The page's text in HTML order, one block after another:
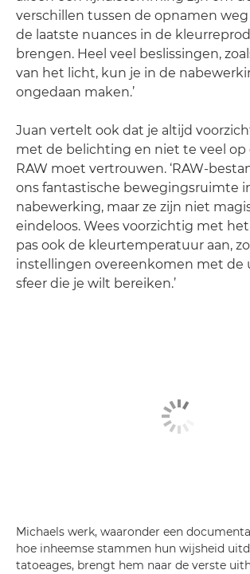
verschillen tussen de opnamen
de laatste nuances in de
brengen. Heel veel beslissingen,
van het licht, kun je in de
ongedaan maken.’
Juan vertelt ook dat je altijd
met de belichting en niet te veel op
RAW moet vertrouwen. ‘RAW-
ons fantastische bewegingsruimte
nabewerking, maar ze zijn niet
eindeloos. Wees voorzichtig met
pas ook de kleurtemperatuur aan,
instellingen overeenkomen met de
sfeer die je wilt bereiken.’
Michaels werk, waaronder een
hoe inheemse stammen hun wijsheid
tatoeages, brengt hem naar de verste